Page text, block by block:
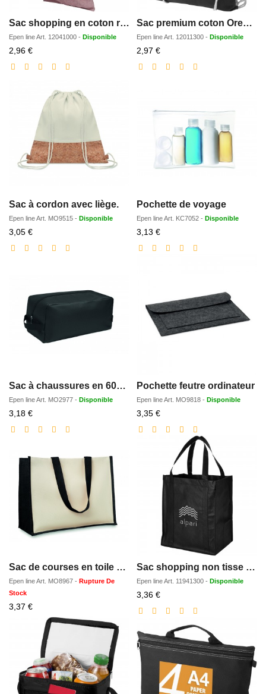
Sac shopping en coton recyclé Pheebs 150 g/m²
Epen lineArt. 12041000 - Disponible
2,96 €Prix
réduit
Sac premium coton Oregon
Epen lineArt. 12011300 - Disponible
2,97 €Prix
réduit
Sac à cordon avec liège.
Epen lineArt. MO9515 - Disponible
3,05 €Prix
réduit
Pochette de voyage
Epen lineArt. KC7052 - Disponible
3,13 €Prix
réduit
Sac à chaussures en 600D RPET
Epen lineArt. MO2977 - Disponible
3,18 €Prix
réduit
Pochette feutre ordinateur
Epen lineArt. MO9818 - Disponible
3,35 €Prix
réduit
Sac de courses en toile de jute
Epen lineArt. MO8967 - Rupture De
Stock
3,37 €Prix
réduit
Sac shopping non tisse Liberty 29L
Epen lineArt. 11941300 - Disponible
3,36 €Prix
réduit